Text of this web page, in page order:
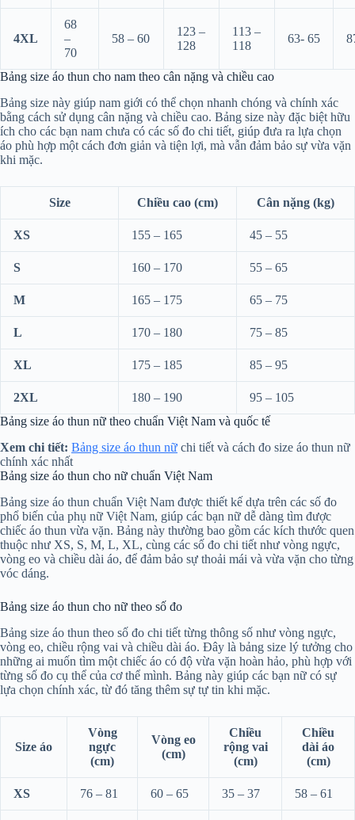
4XL
68
–
70
58 – 60
123 –
128
113 –
118
63- 65
Bảng size áo thun cho nam theo cân nặng và chiều cao
Bảng size này giúp nam giới có thể chọn nhanh chóng và chính xác
bằng cách sử dụng cân nặng và chiều cao. Bảng size này đặc biệt hữu
ích cho các bạn nam chưa có các số đo chi tiết, giúp đưa ra lựa chọn
áo phù hợp một cách đơn giản và tiện lợi, mà vẫn đảm bảo sự vừa vặn
khi mặc.
Size Chiều cao (cm) Cân nặng (kg)
XS 155 – 165 45 – 55
S 160 – 170 55 – 65
M 165 – 175 65 – 75
L 170 – 180 75 – 85
XL 175 – 185 85 – 95
2XL 180 – 190
95 – 105
Bảng size áo thun nữ theo chuẩn Việt Nam và quốc tế
Xem chi tiết: Bảng size áo thun nữ chi tiết và cách đo size áo thun nữ
chính xác nhất
Bảng size áo thun cho nữ chuẩn Việt Nam
Bảng size áo thun chuẩn Việt Nam được thiết kế dựa trên các số đo
phổ biến của phụ nữ Việt Nam, giúp các bạn nữ dễ dàng tìm được
chiếc áo thun vừa vặn. Bảng này thường bao gồm các kích thước quen
thuộc như XS, S, M, L, XL, cùng các số đo chi tiết như vòng ngực,
vòng eo và chiều dài áo, để đảm bảo sự thoải mái và vừa vặn cho từng
vóc dáng.
Bảng size áo thun cho nữ theo số đo
Bảng size áo thun theo số đo chi tiết từng thông số như vòng ngực,
vòng eo, chiều rộng vai và chiều dài áo. Đây là bảng size lý tưởng cho
những ai muốn tìm một chiếc áo có độ vừa vặn hoàn hảo, phù hợp với
từng số đo cụ thể của cơ thể mình. Bảng này giúp các bạn nữ có sự
lựa chọn chính xác, từ đó tăng thêm sự tự tin khi mặc.
Size áo
Vòng
ngực
(cm)
Vòng eo
(cm)
Chiều
rộng vai
(cm)
Chiều
dài áo
(cm)
XS 76 – 81 60 – 65 35 – 37 58 – 61